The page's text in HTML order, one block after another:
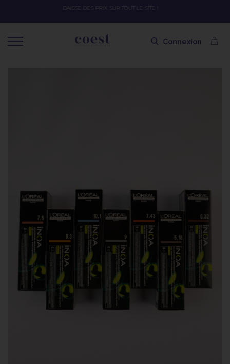
OFFRE SPÉCIALE SOLAIRE SKEYMZEE ! SOIN HYDRATANT + SPRAY +
Connexion